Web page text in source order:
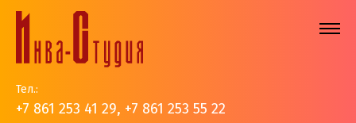
Тел.:
+7 861 253 41 29, +7 861 253 55 22